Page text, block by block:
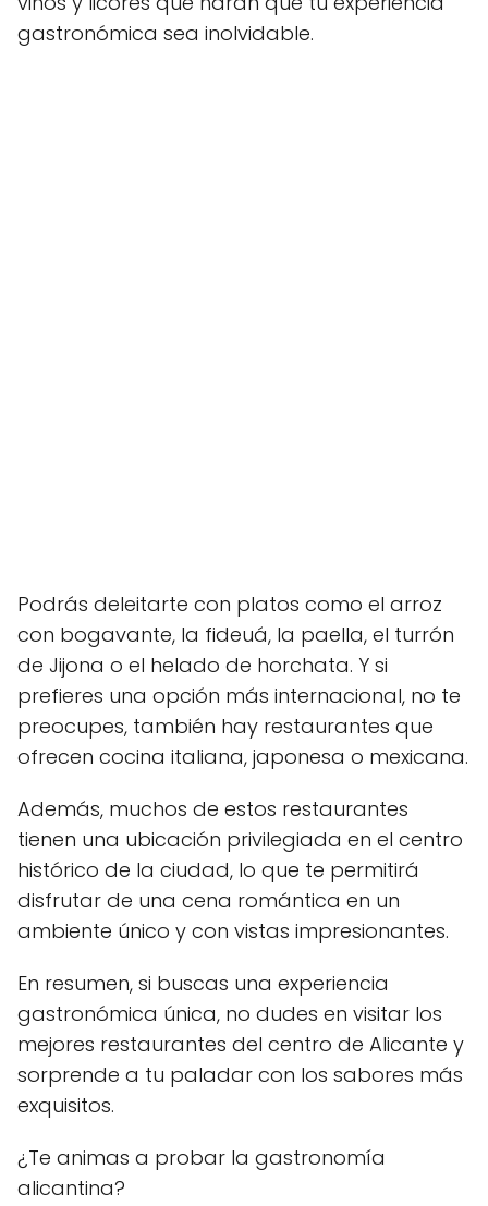
gastronómica sea inolvidable.
Podrás deleitarte con platos como el arroz
con bogavante, la fideuá, la paella, el turrón
de Jijona o el helado de horchata. Y si
prefieres una opción más internacional, no te
preocupes, también hay restaurantes que
ofrecen cocina italiana, japonesa o mexicana.
Además, muchos de estos restaurantes
tienen una ubicación privilegiada en el centro
histórico de la ciudad, lo que te permitirá
disfrutar de una cena romántica en un
ambiente único y con vistas impresionantes.
En resumen, si buscas una experiencia
gastronómica única, no dudes en visitar los
mejores restaurantes del centro de Alicante y
sorprende a tu paladar con los sabores más
exquisitos.
¿Te animas a probar la gastronomía
alicantina?